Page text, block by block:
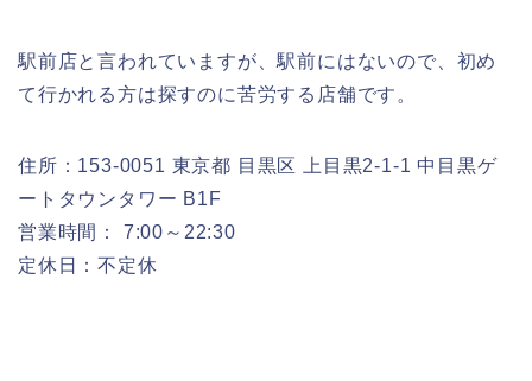
駅前店と言われていますが、駅前にはないので、初め
て行かれる方は探すのに苦労する店舗です。
住所：153-0051 東京都 目黒区 上目黒2-1-1 中目黒ゲ
ートタウンタワー B1F
営業時間： 7:00～22:30
定休日：不定休